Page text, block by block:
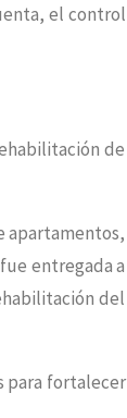
el control
de
apartamentos,
entregada a
del
para fortalecer